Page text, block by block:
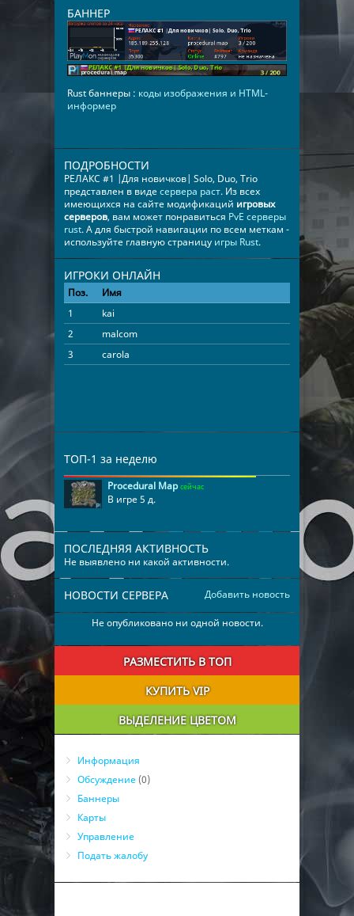
БАННЕР
Rust баннеры : коды изображения и HTML-
информер
ПОДРОБНОСТИ
РЕЛАКС #1 |Для новичков| Solo, Duo, Trio
представлен в видесервера раст. Из всех
имеющихся на сайте модификаций игровых
серверов, вам может понравиться PvE серверы
rust. А для быстрой навигации по всем меткам -
используйте главную страницу игры Rust.
ИГРОКИ ОНЛАЙН
Поз. Имя
1
kai
10:45:58
2
malcom
07:16:56
3
carola 03:45:36
ТОП-1 за неделю
Procedural Map сейчас
В игре 5 д.
ПОСЛЕДНЯЯ АКТИВНОСТЬ
Не выявлено ни какой активности.
Добавить новость
НОВОСТИ СЕРВЕРА
Не опубликовано ни одной новости.
РАЗМЕСТИТЬ В ТОП
КУПИТЬ VIP
ВЫДЕЛЕНИЕ ЦВЕТОМ
Информация
Обсуждение (0)
Баннеры
Карты
Управление
Подать жалобу